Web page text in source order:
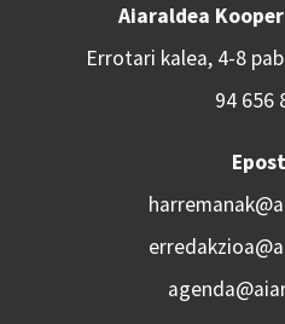
Aiaraldea
Errotari kalea, 4-8
94 656